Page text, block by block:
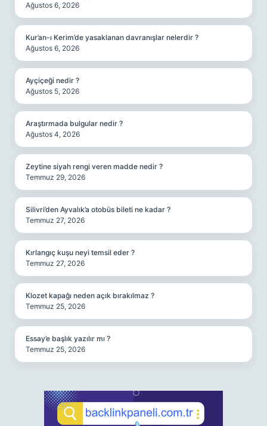
Ağustos 6, 2026
Kur’an-ı Kerim’de yasaklanan davranışlar nelerdir ?
Ağustos 6, 2026
Ayçiçeği nedir ?
Ağustos 5, 2026
Araştırmada bulgular nedir ?
Ağustos 4, 2026
Zeytine siyah rengi veren madde nedir ?
Temmuz 29, 2026
Silivri’den Ayvalık’a otobüs bileti ne kadar ?
Temmuz 27, 2026
Kırlangıç kuşu neyi temsil eder ?
Temmuz 27, 2026
Klozet kapağı neden açık bırakılmaz ?
Temmuz 25, 2026
Essay’e başlık yazılır mı ?
Temmuz 25, 2026